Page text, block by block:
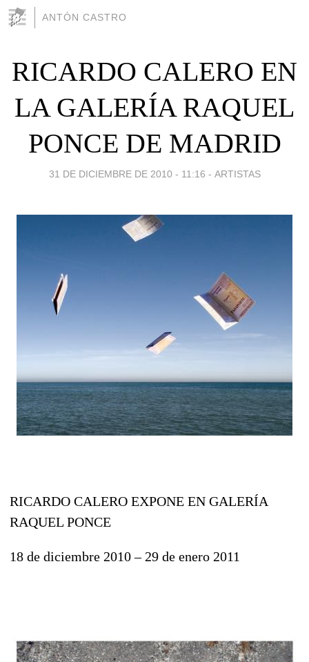
ANTÓN CASTRO
RICARDO CALERO EN
LA GALERÍA RAQUEL
PONCE DE MADRID
31 DE DICIEMBRE DE 2010 - 11:16 - ARTISTAS
RICARDO CALERO EXPONE EN GALERÍA
RAQUEL PONCE
18 de diciembre 2010 – 29 de enero 2011